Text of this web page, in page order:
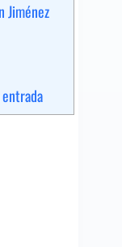
Jiménez